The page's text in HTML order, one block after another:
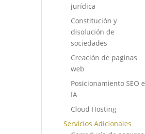
jurídica
Constitución y
disolución de
sociedades
Creación de paginas
web
Posicionamiento SEO e
IA
Cloud Hosting
Servicios Adicionales